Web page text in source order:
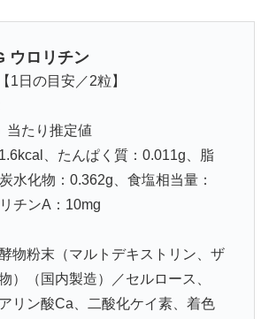
ウロリチン
1日の目安／2粒】
当たり推定値
、たんぱく質：0.011g、脂
水化物：0.362g、食塩相当量：
チンA：10mg
物粉末（マルトデキストリン、ザ
）（国内製造）／セルロース、
リン酸Ca、二酸化ケイ素、着色